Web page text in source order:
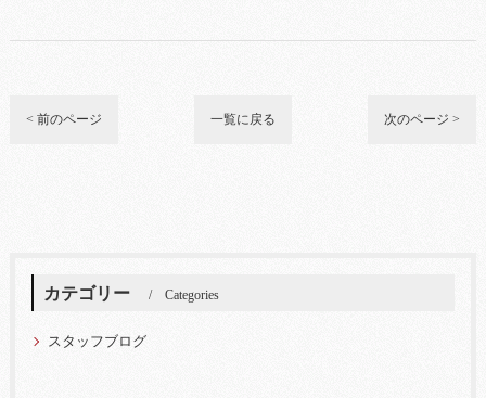
< 前のページ 一覧に戻る 次のページ >
カテゴリー Categories
スタッフブログ